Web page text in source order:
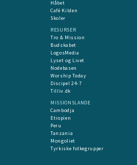
Håbet
Café Kilden
Skoler
RESURSER
Tro & Mission
Budskabet
LogosMedia
Lyset og Livet
Nodebasen
Worship Today
Discipel 24-7
Tilliv.dk
MISSIONSLANDE
Cambodja
Etiopien
Peru
Tanzania
Mongoliet
Tyrkiske folkegrupper